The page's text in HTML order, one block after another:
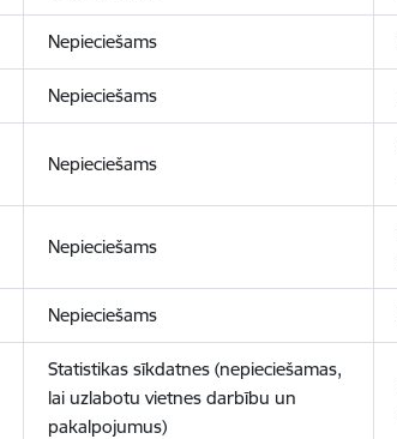
Nepieciešams
Nepieciešams
Nepieciešams
Nepieciešams
Nepieciešams
Statistikas sīkdatnes (nepieciešamas,
lai uzlabotu vietnes darbību un
pakalpojumus)